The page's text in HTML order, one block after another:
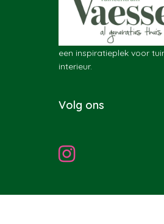
een inspiratieplek voor
interieur.
Volg ons